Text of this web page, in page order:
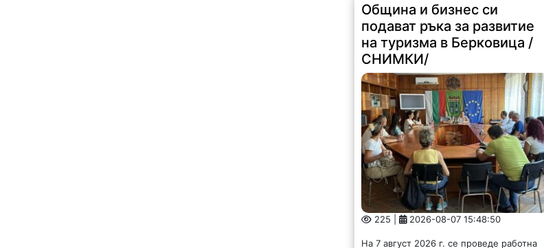
Община и бизнес си
подават ръка за развитие
на туризма в Берковица /
СНИМКИ/
225 | 2026-08-07 15:48:50
На 7 август 2026 г. се проведе работна